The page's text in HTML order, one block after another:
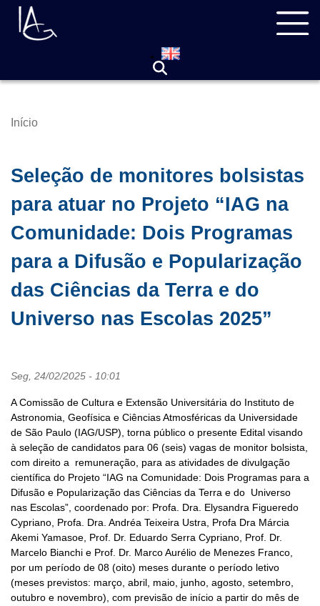
Pular
para
Trilha
Início
Seleção de monitores bolsistas
para atuar no Projeto “IAG na
Comunidade: Dois Programas
para a Difusão e Popularização
das Ciências da Terra e do
Universo nas Escolas 2025”
Seg, 24/02/2025 - 10:01
A Comissão de Cultura e Extensão Universitária do Instituto de
Astronomia, Geofísica e Ciências Atmosféricas da Universidade
de São Paulo (IAG/USP), torna público o presente Edital visando
à seleção de candidatos para 06 (seis) vagas de monitor bolsista,
com direito a remuneração, para as atividades de divulgação
científica do Projeto “IAG na Comunidade: Dois Programas para a
Difusão e Popularização das Ciências da Terra e do Universo
nas Escolas”, coordenado por: Profa. Dra. Elysandra Figueredo
Cypriano, Profa. Dra. Andréa Teixeira Ustra, Profa Dra Márcia
Akemi Yamasoe, Prof. Dr. Eduardo Serra Cypriano, Prof. Dr.
Marcelo Bianchi e Prof. Dr. Marco Aurélio de Menezes Franco,
por um período de 08 (oito) meses durante o período letivo
(meses previstos: março, abril, maio, junho, agosto, setembro,
outubro e novembro), com previsão de início a partir do mês de